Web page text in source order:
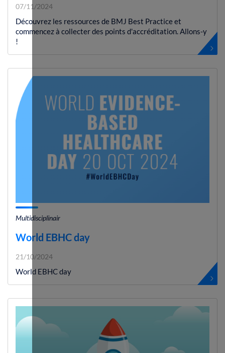
07/11/2024
Découvrez les ressources de BMJ Best Practice et
commencez à collecter des points d'accréditation. Allons-y
!
Multidisciplinair
World EBHC day
21/10/2024
World EBHC day